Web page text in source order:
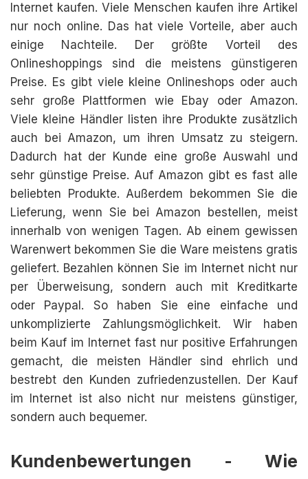
Internet kaufen. Viele Menschen kaufen ihre Artikel
nur noch online. Das hat viele Vorteile, aber auch
einige Nachteile. Der größte Vorteil des
Onlineshoppings sind die meistens günstigeren
Preise. Es gibt viele kleine Onlineshops oder auch
sehr große Plattformen wie Ebay oder Amazon.
Viele kleine Händler listen ihre Produkte zusätzlich
auch bei Amazon, um ihren Umsatz zu steigern.
Dadurch hat der Kunde eine große Auswahl und
sehr günstige Preise. Auf Amazon gibt es fast alle
beliebten Produkte. Außerdem bekommen Sie die
Lieferung, wenn Sie bei Amazon bestellen, meist
innerhalb von wenigen Tagen. Ab einem gewissen
Warenwert bekommen Sie die Ware meistens gratis
geliefert. Bezahlen können Sie im Internet nicht nur
per Überweisung, sondern auch mit Kreditkarte
oder Paypal. So haben Sie eine einfache und
unkomplizierte Zahlungsmöglichkeit. Wir haben
beim Kauf im Internet fast nur positive Erfahrungen
gemacht, die meisten Händler sind ehrlich und
bestrebt den Kunden zufriedenzustellen. Der Kauf
im Internet ist also nicht nur meistens günstiger,
sondern auch bequemer.
Kundenbewertungen - Wie